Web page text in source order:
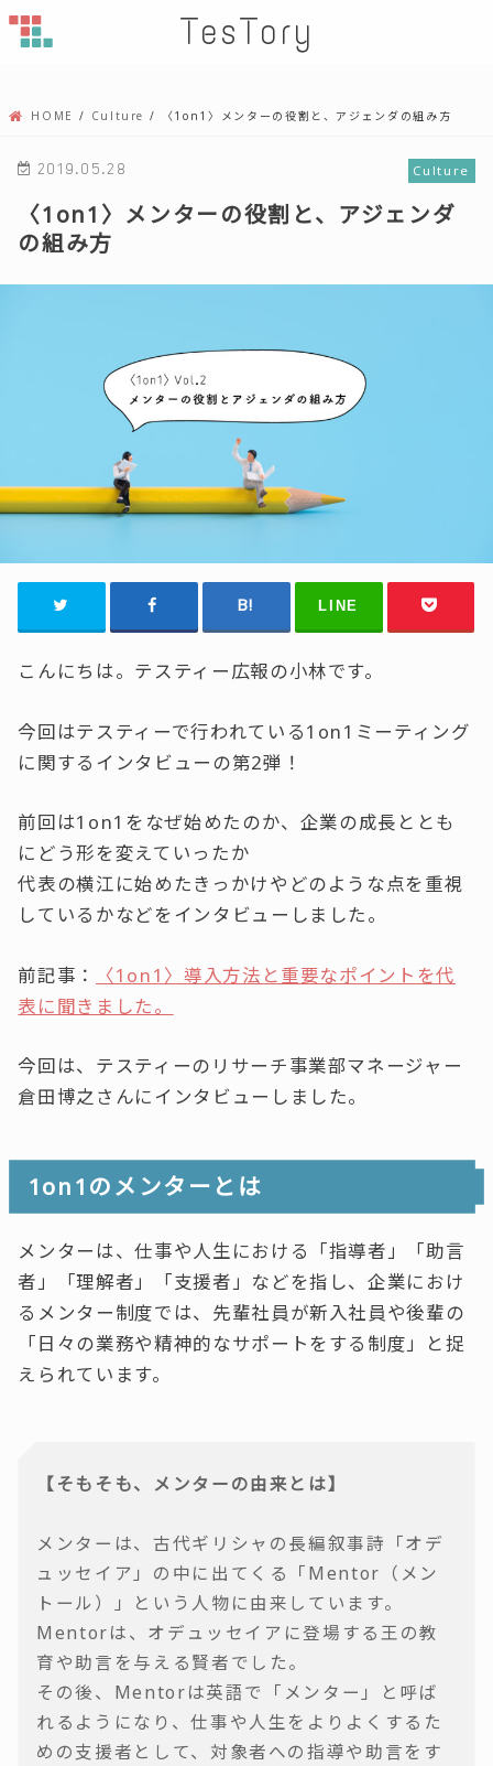
TesTory
HOME Culture 〈1on1〉メンターの役割と、アジェンダの組み方
Culture
2019.05.28
〈1on1〉メンターの役割と、アジェンダ
の組み方
LINE
こんにちは。テスティー広報の小林です。
今回はテスティーで行われている1on1ミーティング
に関するインタビューの第2弾！
前回は1on1をなぜ始めたのか、企業の成長ととも
にどう形を変えていったか
代表の横江に始めたきっかけやどのような点を重視
しているかなどをインタビューしました。
前記事：
〈1on1〉導入方法と重要なポイントを代
表に聞きました。
今回は、テスティーのリサーチ事業部マネージャー
倉田博之さんにインタビューしました。
1on1のメンターとは
メンターは、仕事や人生における「指導者」「助言
者」「理解者」「支援者」などを指し、企業におけ
るメンター制度では、先輩社員が新入社員や後輩の
「日々の業務や精神的なサポートをする制度」と捉
えられています。
【そもそも、メンターの由来とは】
メンターは、古代ギリシャの長編叙事詩「オデ
ュッセイア」の中に出てくる「Mentor（メン
トール）」という人物に由来しています。
Mentorは、オデュッセイアに登場する王の教
育や助言を与える賢者でした。
その後、Mentorは英語で「メンター」と呼ば
れるようになり、仕事や人生をよりよくするた
めの支援者として、対象者への指導や助言をす